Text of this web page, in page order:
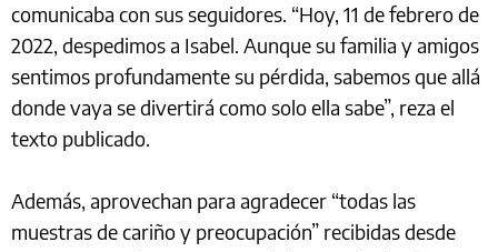
comunicaba con sus seguidores. “Hoy, 11 de febrero de
2022, despedimos a Isabel. Aunque su familia y amigos
sentimos profundamente su pérdida, sabemos que allá
donde vaya se divertirá como solo ella sabe”, reza el
texto publicado.
Además, aprovechan para agradecer “todas las
muestras de cariño y preocupación” recibidas desde